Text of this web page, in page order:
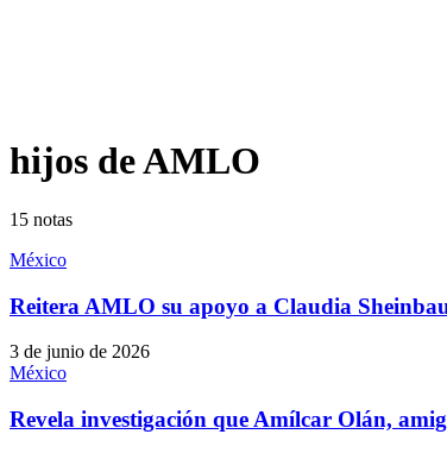
hijos de AMLO
15 notas
México
Reitera AMLO su apoyo a Claudia
3 de junio de 2026
México
Revela investigación que Amílcar Olán,